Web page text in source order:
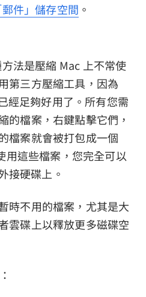
件」儲存空間 。
法是壓縮 Mac 上不常使
第三方壓縮工具，因為
經足夠好用了。所有您需
的檔案，右鍵點擊它們，
檔案就會被打包成一個
用這些檔案，您完全可以
接硬碟上。
時不用的檔案，尤其是大
雲碟上以釋放更多磁碟空